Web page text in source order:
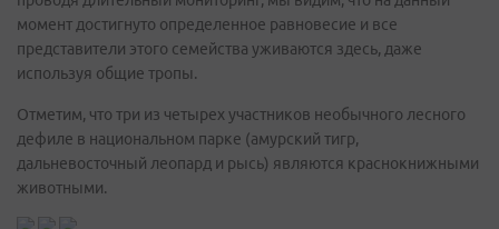
момент достигнуто определенное равновесие и все
представители этого семейства уживаются здесь, даже
используя общие тропы.
Отметим, что три из четырех участников необычного лесного
дефиле в национальном парке (амурский тигр,
дальневосточный леопард и рысь) являются краснокнижными
животными.